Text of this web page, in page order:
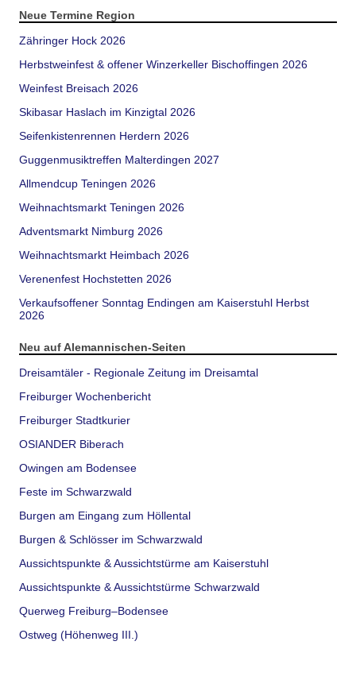
Neue Termine Region
Zähringer Hock 2026
Herbstweinfest & offener Winzerkeller Bischoffingen 2026
Weinfest Breisach 2026
Skibasar Haslach im Kinzigtal 2026
Seifenkistenrennen Herdern 2026
Guggenmusiktreffen Malterdingen 2027
Allmendcup Teningen 2026
Weihnachtsmarkt Teningen 2026
Adventsmarkt Nimburg 2026
Weihnachtsmarkt Heimbach 2026
Verenenfest Hochstetten 2026
Verkaufsoffener Sonntag Endingen am Kaiserstuhl Herbst
2026
Neu auf Alemannischen-Seiten
Dreisamtäler - Regionale Zeitung im Dreisamtal
Freiburger Wochenbericht
Freiburger Stadtkurier
OSIANDER Biberach
Owingen am Bodensee
Feste im Schwarzwald
Burgen am Eingang zum Höllental
Burgen & Schlösser im Schwarzwald
Aussichtspunkte & Aussichtstürme am Kaiserstuhl
Aussichtspunkte & Aussichtstürme Schwarzwald
Querweg Freiburg–Bodensee
Ostweg (Höhenweg III.)